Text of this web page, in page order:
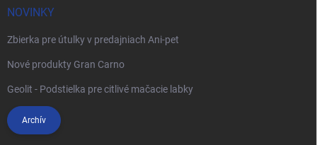
NOVINKY
Zbierka pre útulky v predajniach Ani-pet
Nové produkty Gran Carno
Geolit - Podstielka pre citlivé mačacie labky
Archív